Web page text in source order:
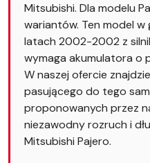
Mitsubishi. Dla modelu
wariantów. Ten model
latach 2002-2002 z
wymaga akumulatora o
W naszej ofercie
pasującego do tego
proponowanych przez
niezawodny rozruch i
Mitsubishi Pajero.